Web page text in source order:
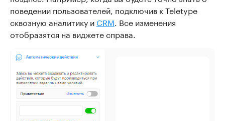
поведении пользователей, подключив к Teletype
сквозную аналитику и CRM. Все изменения
отобразятся на виджете справа.